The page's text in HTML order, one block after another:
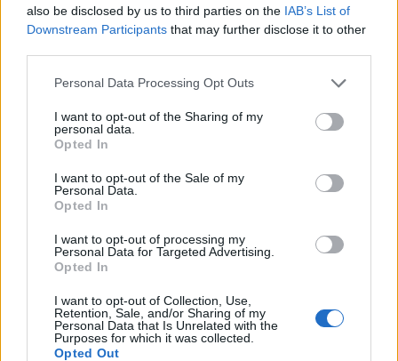
also be disclosed by us to third parties on the IAB’s List of
Downstream Participants that may further disclose it to other
Personal Data Processing Opt Outs
I want to opt-out of the Sharing of my
personal data.
Opted In
I want to opt-out of the Sale of my
Personal Data.
Opted In
I want to opt-out of processing my
Personal Data for Targeted Advertising.
Opted In
I want to opt-out of Collection, Use,
Retention, Sale, and/or Sharing of my
Personal Data that Is Unrelated with the
Purposes for which it was collected.
Opted Out
lettere
del
puzzle:
Siamo spiacenti, non abbiamo trovato il tuo
potrebbero esserti utili.
C I N E S
E
S C E
C E N
E
C E N
C I N
E
E S C
E S C
I
I E N
E